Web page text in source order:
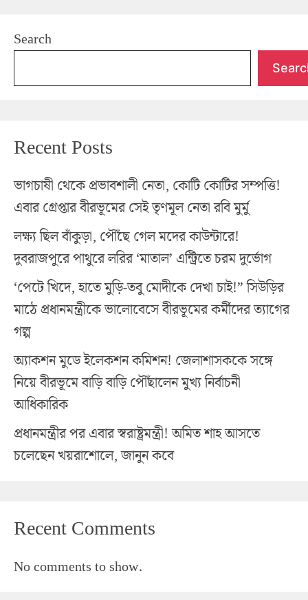
Search
Recent Posts
ভাগচাষী থেকে প্রভাবশালী নেতা, কোটি কোটির সম্পত্তি!
এবার গ্রেপ্তার বীরভূমের সেই তৃণমূল নেতা রবি মুর্মু
লক্ষ্য ছিল বাঁকুড়া, পৌঁছে গেল মদের কাউন্টারে!
দুবরাজপুরে পাথুরে লরির ‘মাতাল’ এন্ট্রিতে চরম দুর্ভোগ
‘পেটে খিদে, হাতে মুড়ি-তবু মোদীকে দেখা চাই!” সিউড়ির
মাঠে প্রধানমন্ত্রীকে ভালোবেসে বীরভূমের কর্মীদের ত্যাগের
গল্প
অ্যাকশন মুডে ইলেকশন কমিশন! জেলাশাসককে সঙ্গে
নিয়ে বীরভূমে বাড়ি বাড়ি পৌঁছালেন মুখ্য নির্বাচনী
আধিকারিক
প্রধানমন্ত্রীর পর এবার স্বরাষ্ট্রমন্ত্রী! অমিত শাহ আসতে
চলেছেন খয়রাশোলে, জানুন কবে
Recent Comments
No comments to show.